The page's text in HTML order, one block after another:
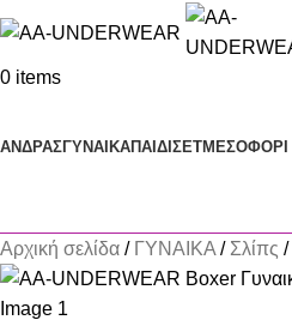
0 items
ΑΝΔΡΑΣΓΥΝΑΙΚΑΠΑΙΔΙ ΣΕΤΜΕΣΟΦΟΡΙ
Αρχική σελίδα
ΓΥΝΑΙΚΑ Σλίπς